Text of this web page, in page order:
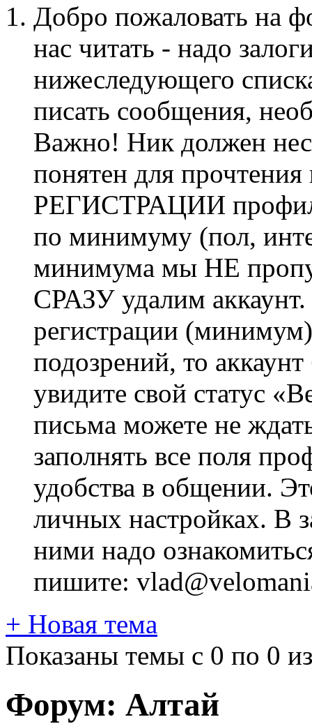
Добро пожаловать на
нас читать - надо
нижеследующего
писать сообщения,
Важно! Ник должен
понятен для
РЕГИСТРАЦИИ профиль
по минимуму (пол,
минимума мы НЕ
СРАЗУ удалим
регистрации
подозрений, то
увидите свой статус
письма можете не
заполнять все поля
удобства в общении.
личных настройках. В
ними надо
пишите:
+ Новая тема
Показаны темы с 0 по 0
Форум: Алтай